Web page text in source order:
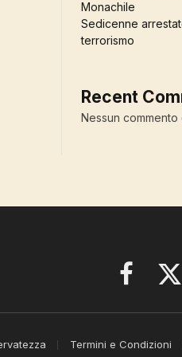
Monachile
Sedicenne
terrorismo
Recent
Nessun commento
Facebook
X
Termini e Condizioni